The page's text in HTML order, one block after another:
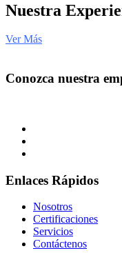
Nuestra
Ver Más
Conozca nuestra
Enlaces Rápidos
Nosotros
Certificaciones
Servicios
Contáctenos